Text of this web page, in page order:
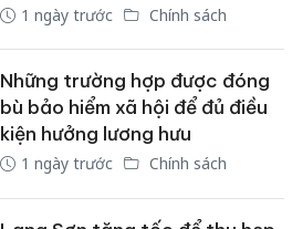
1 ngày trước Chính sách
Những trường hợp được đóng
bù bảo hiểm xã hội để đủ điều
kiện hưởng lương hưu
1 ngày trước Chính sách